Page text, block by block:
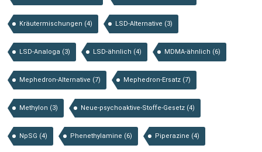
Kräutermischungen (4) LSD-Alternative (3)
LSD-Analoga (3) LSD-ähnlich (4) MDMA-ähnlich (6)
Mephedron-Alternative (7) Mephedron-Ersatz (7)
Methylon (3) Neue-psychoaktive-Stoffe-Gesetz (4)
NpSG (4) Phenethylamine (6) Piperazine (4)